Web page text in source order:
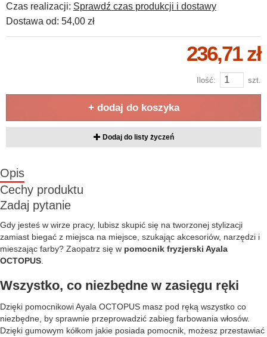
Czas realizacji: Sprawdź czas produkcji i dostawy
Dostawa od: 54,00 zł
236,71 zł
Ilość: szt.
+ dodaj do koszyka
Dodaj do listy życzeń
Opis
Cechy produktu
Zadaj pytanie
Gdy jesteś w wirze pracy, lubisz skupić się na tworzonej stylizacji
zamiast biegać z miejsca na miejsce, szukając akcesoriów, narzędzi i
mieszając farby? Zaopatrz się w pomocnik fryzjerski Ayala
OCTOPUS
Wszystko, co niezbędne w zasięgu ręki
Dzięki pomocnikowi Ayala OCTOPUS masz pod ręką wszystko co
niezbędne, by sprawnie przeprowadzić zabieg farbowania włosów.
Dzięki gumowym kółkom jakie posiada pomocnik, możesz przestawiać